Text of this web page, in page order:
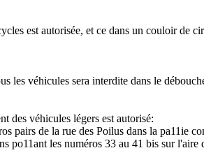
est autorisée, et ce dans un couloir de
les véhicules sera interdite dans le
des véhicules légers est autorisé:
pairs de la rue des Poilus dans la pa11ie
po11ant les numéros 33 au 41 bis sur l'aire